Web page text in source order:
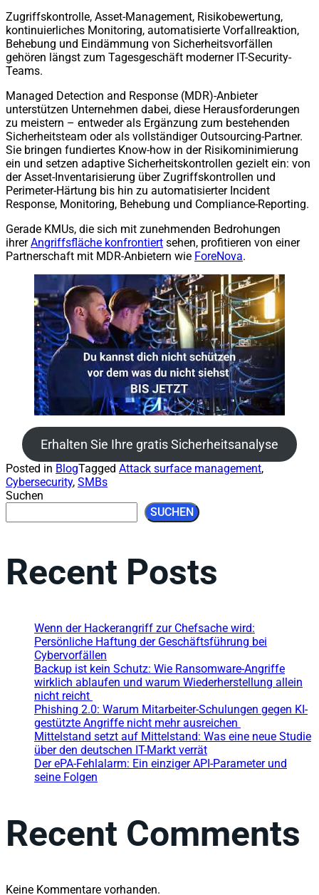
Zugriffskontrolle, Asset-Management, Risikobewertung,
kontinuierliches Monitoring, automatisierte Vorfallreaktion,
Behebung und Eindämmung von Sicherheitsvorfällen
gehören längst zum Tagesgeschäft moderner IT-Security-
Teams.
Managed Detection and Response (MDR)-Anbieter
unterstützen Unternehmen dabei, diese Herausforderungen
zu meistern – entweder als Ergänzung zum bestehenden
Sicherheitsteam oder als vollständiger Outsourcing-Partner.
Sie bringen fundiertes Know-how in der Risikominimierung
ein und setzen adaptive Sicherheitskontrollen gezielt ein: von
der Asset-Inventarisierung über Zugriffskontrollen und
Perimeter-Härtung bis hin zu automatisierter Incident
Response, Monitoring, Behebung und Compliance-Reporting.
Gerade KMUs, die sich mit zunehmenden Bedrohungen
ihrerAngriffsfläche konfrontiert sehen, profitieren von einer
Partnerschaft mit MDR-Anbietern wie ForeNova.
Erhalten Sie Ihre gratis Sicherheitsanalyse
Posted in BlogTagged Attack surface management,
Cybersecurity, SMBs
Suchen
SUCHEN
Recent Posts
Wenn der Hackerangriff zur Chefsache wird:
Persönliche Haftung der Geschäftsführung bei
Cybervorfällen
Backup ist kein Schutz: Wie Ransomware-Angriffe
wirklich ablaufen und warum Wiederherstellung allein
nicht reicht
Phishing 2.0: Warum Mitarbeiter-Schulungen gegen KI-
gestützte Angriffe nicht mehr ausreichen
Mittelstand setzt auf Mittelstand: Was eine neue Studie
über den deutschen IT-Markt verrät
Der ePA-Fehlalarm: Ein einziger API-Parameter und
seine Folgen
Recent Comments
Keine Kommentare vorhanden.